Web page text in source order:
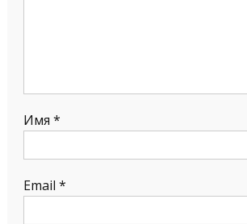
Имя *
Email *